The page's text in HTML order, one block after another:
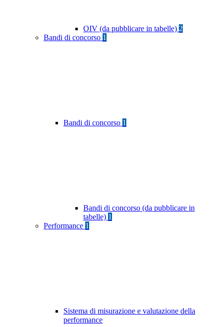
OIV (da pubblicare in tabelle) 2
Bandi di concorso 1
Bandi di concorso 1
Bandi di concorso (da pubblicare in
tabelle) 1
Performance 1
Sistema di misurazione e valutazione della
performance